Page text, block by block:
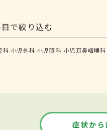
で絞り込む
科 小児外科 小児眼科 小児耳鼻咽喉科
症状から